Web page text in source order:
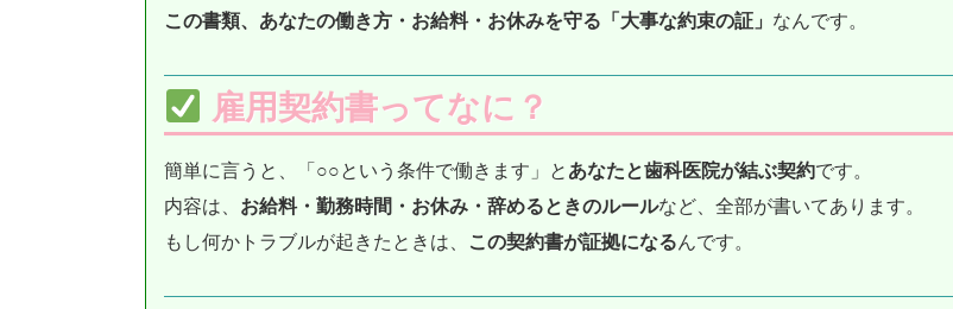
この書類、あなたの働き方・お給料・お休みを守る「大事な約束の証」 なんです。
雇用契約書ってなに？
簡単に言うと、「○○という条件で働きます」と あなたと歯科医院が結ぶ契約です。
内容は、 お給料・勤務時間・お休み・辞めるときのルールなど、全部が書いてあります。
もし何かトラブルが起きたときは、
この契約書が証拠になるんです。